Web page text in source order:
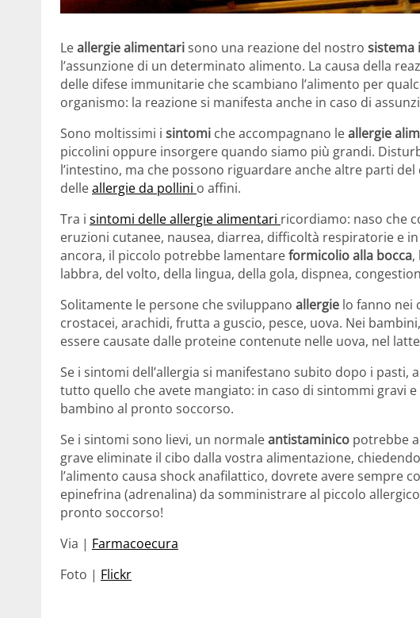
Leallergie alimentarisono una reazione del nostro sistema
l’assunzione di un determinato alimento. La causa della
delle difese immunitarie che scambiano l’alimento per
organismo: la reazione si manifesta anche in caso di
Sono moltissimi i sintomi che accompagnano leallergie
piccolini oppure insorgere quando siamo più grandi.
l’intestino, ma che possono riguardare anche altre parti
delleallergie da pollini o affini.
Tra i sintomi delle allergie alimentari ricordiamo: naso che
eruzioni cutanee, nausea, diarrea, difficoltà respiratorie e
ancora, il piccolo potrebbe lamentareformicolio alla bocca,
labbra, del volto, della lingua, della gola, dispnea,
Solitamente le persone che sviluppano allergie lo fanno nei
crostacei, arachidi, frutta a guscio, pesce, uova. Nei
essere causate dalle proteine contenute nelle uova, nel
Se i sintomi dell’allergia si manifestano subito dopo i pasti,
tutto quello che avete mangiato: in caso di sintommi gravi
bambino al pronto soccorso.
Se i sintomi sono lievi, un normaleantistaminico potrebbe
grave eliminate il cibo dalla vostra alimentazione,
l’alimento causa shock anafilattico, dovrete avere sempre
epinefrina (adrenalina) da somministrare al piccolo
pronto soccorso!
Via | Farmacoecura
Foto | Flickr